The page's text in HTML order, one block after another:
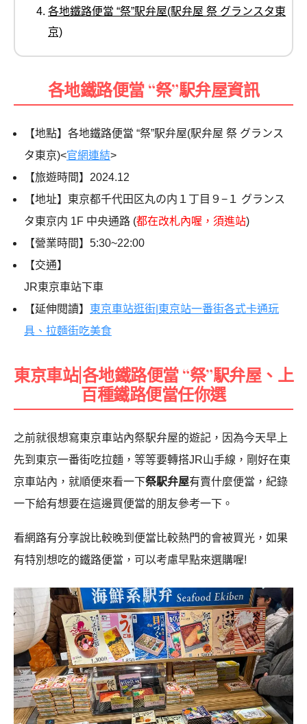
各地鐵路便當 “祭”駅弁屋(駅弁屋 祭 グランスタ東
京)
各地鐵路便當 “祭”駅弁屋資訊
【地點】各地鐵路便當 “祭”駅弁屋(駅弁屋 祭 グランス
タ東京)<官網連結>
【旅遊時間】 2024.12
【地址】東京都千代田区丸の内１丁目９−１ グランス
タ東京内 1F 中央通路 (都在改札內喔，須進站)
【營業時間】5:30~22:00
【交通】
JR東京車站下車
【延伸閱讀】 東京車站逛街|東京站一番街各式卡通玩
具、拉麵街吃美食
東京車站|各地鐵路便當 “祭”駅弁屋、上
百種鐵路便當任你選
之前就很想寫東京車站內祭駅弁屋的遊記，因為今天早上
先到東京一番街吃拉麵，等等要轉搭JR山手線，剛好在東
京車站內，就順便來看一下祭駅弁屋有賣什麼便當，紀錄
一下給有想要在這邊買便當的朋友參考一下。
看網路有分享說比較晚到便當比較熱門的會被買光，如果
有特別想吃的鐵路便當，可以考慮早點來選購喔!